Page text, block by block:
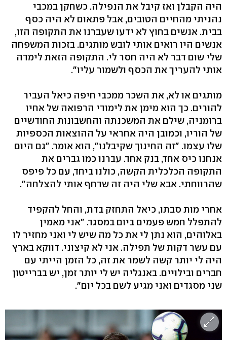
היה הקבלן ואז קיבל את הנפילה. כשחקן במכבי
נהניתי מהחיים הטובים, אבל פתאום לא היה כסף
בבית. אנשים בחוץ לא ידעו שעברנו את התקופה הזו,
אנשים היו רואים אותי לובש מותגים. בזכות המשפחה
שלי שום דבר לא היה חסר לי. התקופה הזאת לימדה
אותי להעריך את הכסף ולשמור עליו".
מותגים או לא, את השכר ממכבי חיפה כיאל העביר
להורים. כך הוא מימן את לימודי הרפואה של אחיו
ברומניה, שילם את המשכנתה והחשבונות החודשיים
של הוריו, וכמובן היה אחראי על ההוצאות הכספיות
שלו עצמו. "זה החינוך שקיבלנו", הוא אומר. "גם היום
אנחנו כיס אחד, בנק אחד. עברנו כמו גברים את
התקופה הכלכלית הקשה, כולנו ביחד, עם כל פיפס
שהרווחתי. אבא שלי היה זה שדחף אותי להצלחה".
אחרי מות סבתו, כיאל התחזק בדת, והחל להקפיד
להתפלל חמש פעמים ביום במסגד. "אני מאמין
באלוהים, הוא נתן לי את כל מה שיש לי ואני מחזיר לו
עם עשר דקות של תפילה. אני לא קיצוני. דווקא בארץ
היה לי יותר קשה לשמר את זה, כל הזמן הייתי עם
חברים ובילויים. באנגליה יש לי יותר זמן, יש בברייטון
שני מסגדים ואני מגיע לשם בכל יום".